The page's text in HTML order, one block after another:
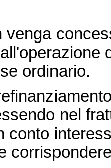
ordinario.
nel
conto